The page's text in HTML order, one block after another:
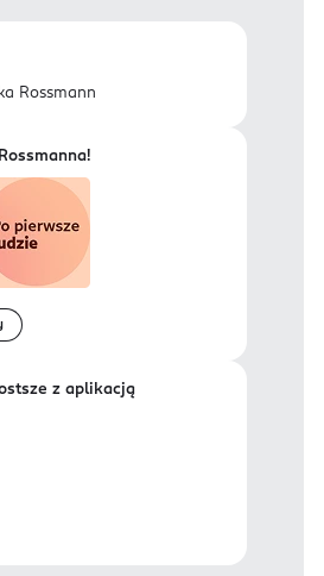
z aplikacją